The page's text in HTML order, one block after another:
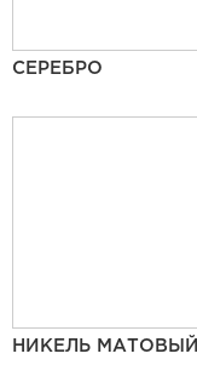
СЕРЕБРО
НИКЕЛЬ МАТОВЫЙ